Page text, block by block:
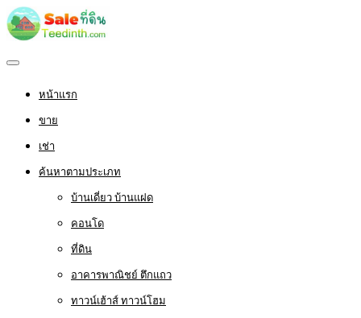
หน้าแรก
ขาย
เช่า
ค้นหาตามประเภท
บ้านเดี่ยว บ้านแฝด
คอนโด
ที่ดิน
อาคารพาณิชย์ ตึกแถว
ทาวน์เฮ้าส์ ทาวน์โฮม